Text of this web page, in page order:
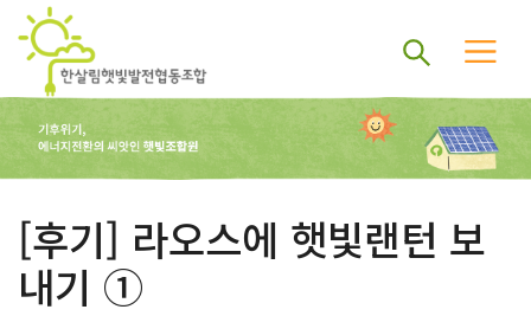
[후기] 라오스에 햇빛랜턴 보
내기 ①